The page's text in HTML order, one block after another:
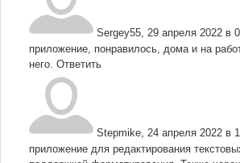
Sergey55, 29 апреля 2022 в
приложение, понравилось, дома и на
него. Ответить
Stepmike, 24 апреля 2022 в
приложение для редактирования